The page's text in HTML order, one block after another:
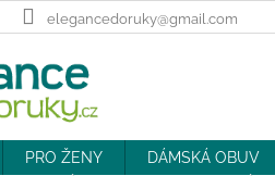
elegancedoruky@gmail.com
PRO ŽENY DÁMSKÁ OBUV